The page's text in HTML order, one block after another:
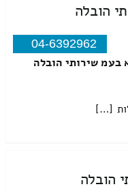
הובלה
04-6392962
בעמ שירותי הובלה
[…]
הובלה